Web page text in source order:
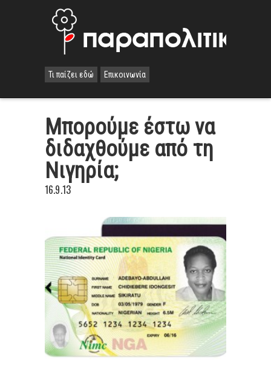
Τι παίζει εδώ Επικοινωνία
Μπορούμε έστω να
διδαχθούμε από τη
Νιγηρία;
16.9.13